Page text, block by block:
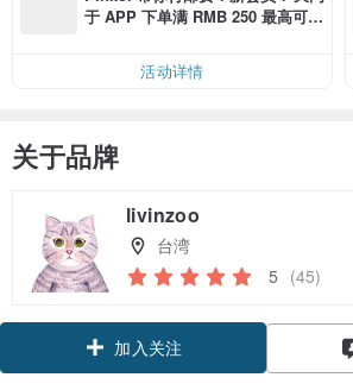
于 APP 下单满 RMB 250 最高可折
活动详情
关于品牌
livinzoo
台湾
5 (45)
加入关注